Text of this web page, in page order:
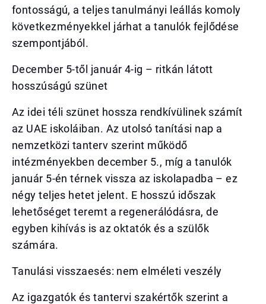
fontosságú, a teljes tanulmányi leállás komoly
következményekkel járhat a tanulók fejlődése
szempontjából.
December 5-től január 4-ig – ritkán látott
hosszúságú szünet
Az idei téli szünet hossza rendkívülinek számít
az UAE iskoláiban. Az utolsó tanítási nap a
nemzetközi tanterv szerint működő
intézményekben december 5., míg a tanulók
január 5-én térnek vissza az iskolapadba – ez
négy teljes hetet jelent. E hosszú időszak
lehetőséget teremt a regenerálódásra, de
egyben kihívás is az oktatók és a szülők
számára.
Tanulási visszaesés: nem elméleti veszély
Az igazgatók és tantervi szakértők szerint a